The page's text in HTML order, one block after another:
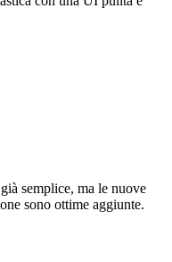
semplice, ma le nuove
sono ottime aggiunte.